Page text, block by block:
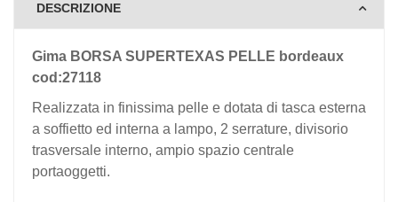
DESCRIZIONE
Gima BORSA SUPERTEXAS PELLE bordeaux
cod:27118
Realizzata in finissima pelle e dotata di tasca esterna
a soffietto ed interna a lampo, 2 serrature, divisorio
trasversale interno, ampio spazio centrale
portaoggetti.